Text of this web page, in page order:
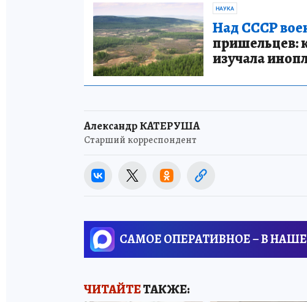
НАУКА
Над СССР
пришельцев:
изучала
Александр КАТЕРУША
Старший корреспондент
САМОЕ ОПЕРАТИВНОЕ – В
ЧИТАЙТЕТАКЖЕ: